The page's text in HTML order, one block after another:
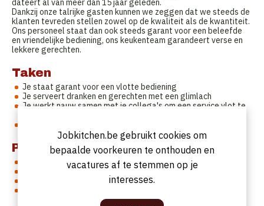
dateert al van meer dan 15 jaar geleden.
Dankzij onze talrijke gasten kunnen we zeggen dat we steeds de
klanten tevreden stellen zowel op de kwaliteit als de kwantiteit.
Ons personeel staat dan ook steeds garant voor een beleefde
en vriendelijke bediening, ons keukenteam garandeert verse en
lekkere gerechten.
Taken
Je staat garant voor een vlotte bediening
Je serveert dranken en gerechten met een glimlach
Je werkt nauw samen met je collega's om een service vlot te
Profiel
Verzorgd voorkomen
Nederlandstalig
Minstens 5 jaar ervaring
Jobkitchen.be gebruikt cookies om
bepaalde voorkeuren te onthouden en
vacatures af te stemmen op je
interesses.